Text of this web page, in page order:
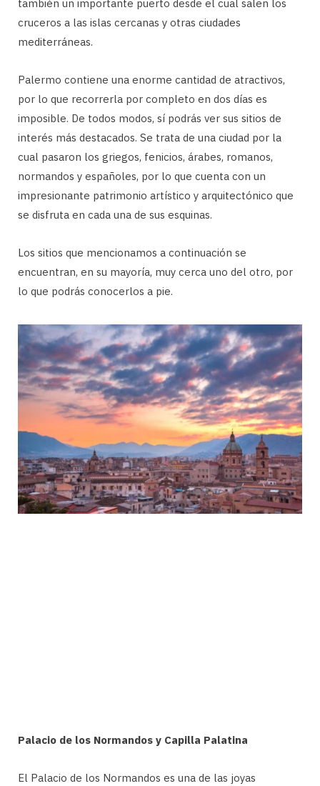
también un importante puerto desde el cual salen los
cruceros a las islas cercanas y otras ciudades
mediterráneas.
Palermo contiene una enorme cantidad de atractivos,
por lo que recorrerla por completo en dos días es
imposible. De todos modos, sí podrás ver sus sitios de
interés más destacados. Se trata de una ciudad por la
cual pasaron los griegos, fenicios, árabes, romanos,
normandos y españoles, por lo que cuenta con un
impresionante patrimonio artístico y arquitectónico que
se disfruta en cada una de sus esquinas.
Los sitios que mencionamos a continuación se
encuentran, en su mayoría, muy cerca uno del otro, por
lo que podrás conocerlos a pie.
Palacio de los Normandos y Capilla Palatina
El Palacio de los Normandos es una de las joyas